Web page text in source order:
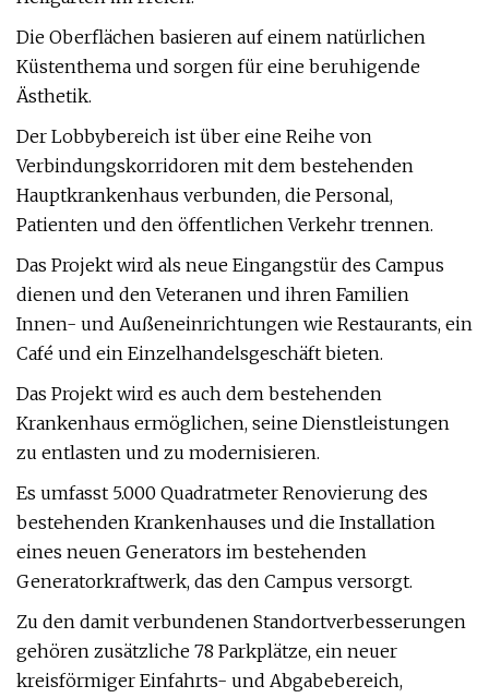
Die Oberflächen basieren auf einem natürlichen
Küstenthema und sorgen für eine beruhigende
Ästhetik.
Der Lobbybereich ist über eine Reihe von
Verbindungskorridoren mit dem bestehenden
Hauptkrankenhaus verbunden, die Personal,
Patienten und den öffentlichen Verkehr trennen.
Das Projekt wird als neue Eingangstür des Campus
dienen und den Veteranen und ihren Familien
Innen- und Außeneinrichtungen wie Restaurants, ein
Café und ein Einzelhandelsgeschäft bieten.
Das Projekt wird es auch dem bestehenden
Krankenhaus ermöglichen, seine Dienstleistungen
zu entlasten und zu modernisieren.
Es umfasst 5.000 Quadratmeter Renovierung des
bestehenden Krankenhauses und die Installation
eines neuen Generators im bestehenden
Generatorkraftwerk, das den Campus versorgt.
Zu den damit verbundenen Standortverbesserungen
gehören zusätzliche 78 Parkplätze, ein neuer
kreisförmiger Einfahrts- und Abgabebereich,